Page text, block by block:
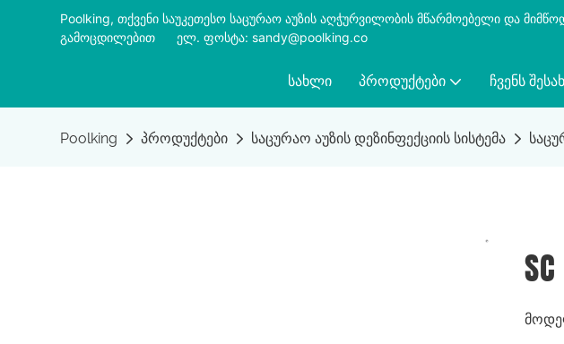
Poolking, თქვენი საუკეთესო საცურაო აუზის აღჭურვილობის მწარმოებელი და
გამოცდილებით
ელ. ფოსტა: sandy@poolking.co
ᲡᲐᲮᲚᲘ ᲞᲠᲝᲓᲣᲥᲢᲔᲑᲘ ᲩᲕᲔᲜᲡ
Poolking პროდუქტები საცურაო აუზის დეზინფექციის სისტემა